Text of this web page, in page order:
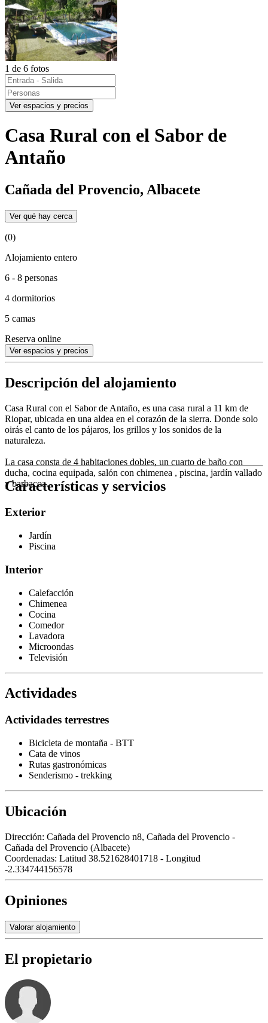
1 de 6 fotos
Ver espacios y precios
Casa Rural con el Sabor de
Antaño
Cañada del Provencio, Albacete
Ver qué hay cerca
(0)
Alojamiento entero
6 - 8 personas
4 dormitorios
5 camas
Reserva online
Ver espacios y precios
Descripción del alojamiento
Casa Rural con el Sabor de Antaño, es una casa rural a 11 km de
Riopar, ubicada en una aldea en el corazón de la sierra. Donde solo
oirás el canto de los pájaros, los grillos y los sonidos de la
naturaleza.
La casa consta de 4 habitaciones dobles, un cuarto de baño con
ducha, cocina equipada, salón con chimenea , piscina, jardín vallado
y barbacoa.
Características y servicios
Exterior
Jardín
Piscina
Interior
Calefacción
Chimenea
Cocina
Comedor
Lavadora
Microondas
Televisión
Actividades
Actividades terrestres
Bicicleta de montaña - BTT
Cata de vinos
Rutas gastronómicas
Senderismo - trekking
Ubicación
Dirección: Cañada del Provencio n8, Cañada del Provencio -
Cañada del Provencio (Albacete)
Coordenadas: Latitud 38.521628401718 - Longitud
-2.334744156578
Opiniones
Valorar alojamiento
El propietario